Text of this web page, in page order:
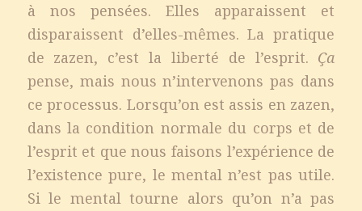
à nos pensées. Elles apparaissent et
disparaissent d’elles-mêmes. La pratique
de zazen, c’est la liberté de l’esprit. Ça
pense, mais nous n’intervenons pas dans
ce processus. Lorsqu’on est assis en zazen,
dans la condition normale du corps et de
l’esprit et que nous faisons l’expérience de
l’existence pure, le mental n’est pas utile.
Si le mental tourne alors qu’on n’a pas